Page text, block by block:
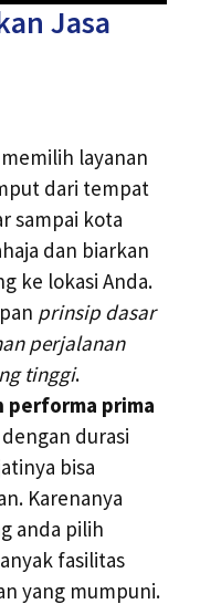
Jasa
layanan
dari tempat
sampai kota
dan biarkan
ke lokasi Anda.
prinsip dasar
perjalanan
tinggi.
performa prima
durasi
bisa
Karenanya
anda pilih
fasilitas
yang mumpuni.